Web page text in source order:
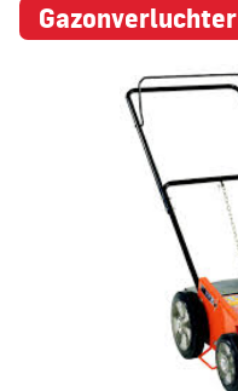
Gazonverluchter